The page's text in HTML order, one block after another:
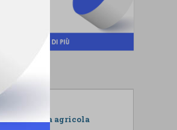
L'impresa agricola